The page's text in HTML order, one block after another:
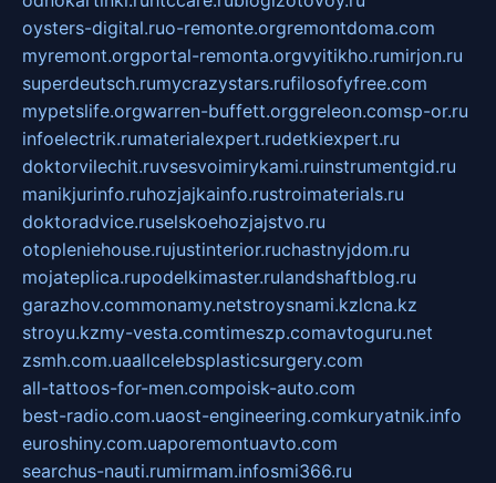
oysters-digital.ruo-remonte.orgremontdoma.com
myremont.orgportal-remonta.orgvyitikho.rumirjon.ru
superdeutsch.rumycrazystars.rufilosofyfree.com
mypetslife.orgwarren-buffett.orggreleon.comsp-or.ru
infoelectrik.rumaterialexpert.rudetkiexpert.ru
doktorvilechit.ruvsesvoimirykami.ruinstrumentgid.ru
manikjurinfo.ruhozjajkainfo.rustroimaterials.ru
doktoradvice.ruselskoehozjajstvo.ru
otopleniehouse.rujustinterior.ruchastnyjdom.ru
mojateplica.rupodelkimaster.rulandshaftblog.ru
garazhov.commonamy.netstroysnami.kzlcna.kz
stroyu.kzmy-vesta.comtimeszp.comavtoguru.net
zsmh.com.uaallcelebsplasticsurgery.com
all-tattoos-for-men.compoisk-auto.com
best-radio.com.uaost-engineering.comkuryatnik.info
euroshiny.com.uaporemontuavto.com
searchus-nauti.rumirmam.infosmi366.ru